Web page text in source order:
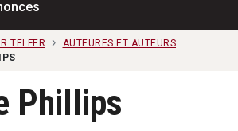
TELFER
AUTEURES ET AUTEURS
Phillips